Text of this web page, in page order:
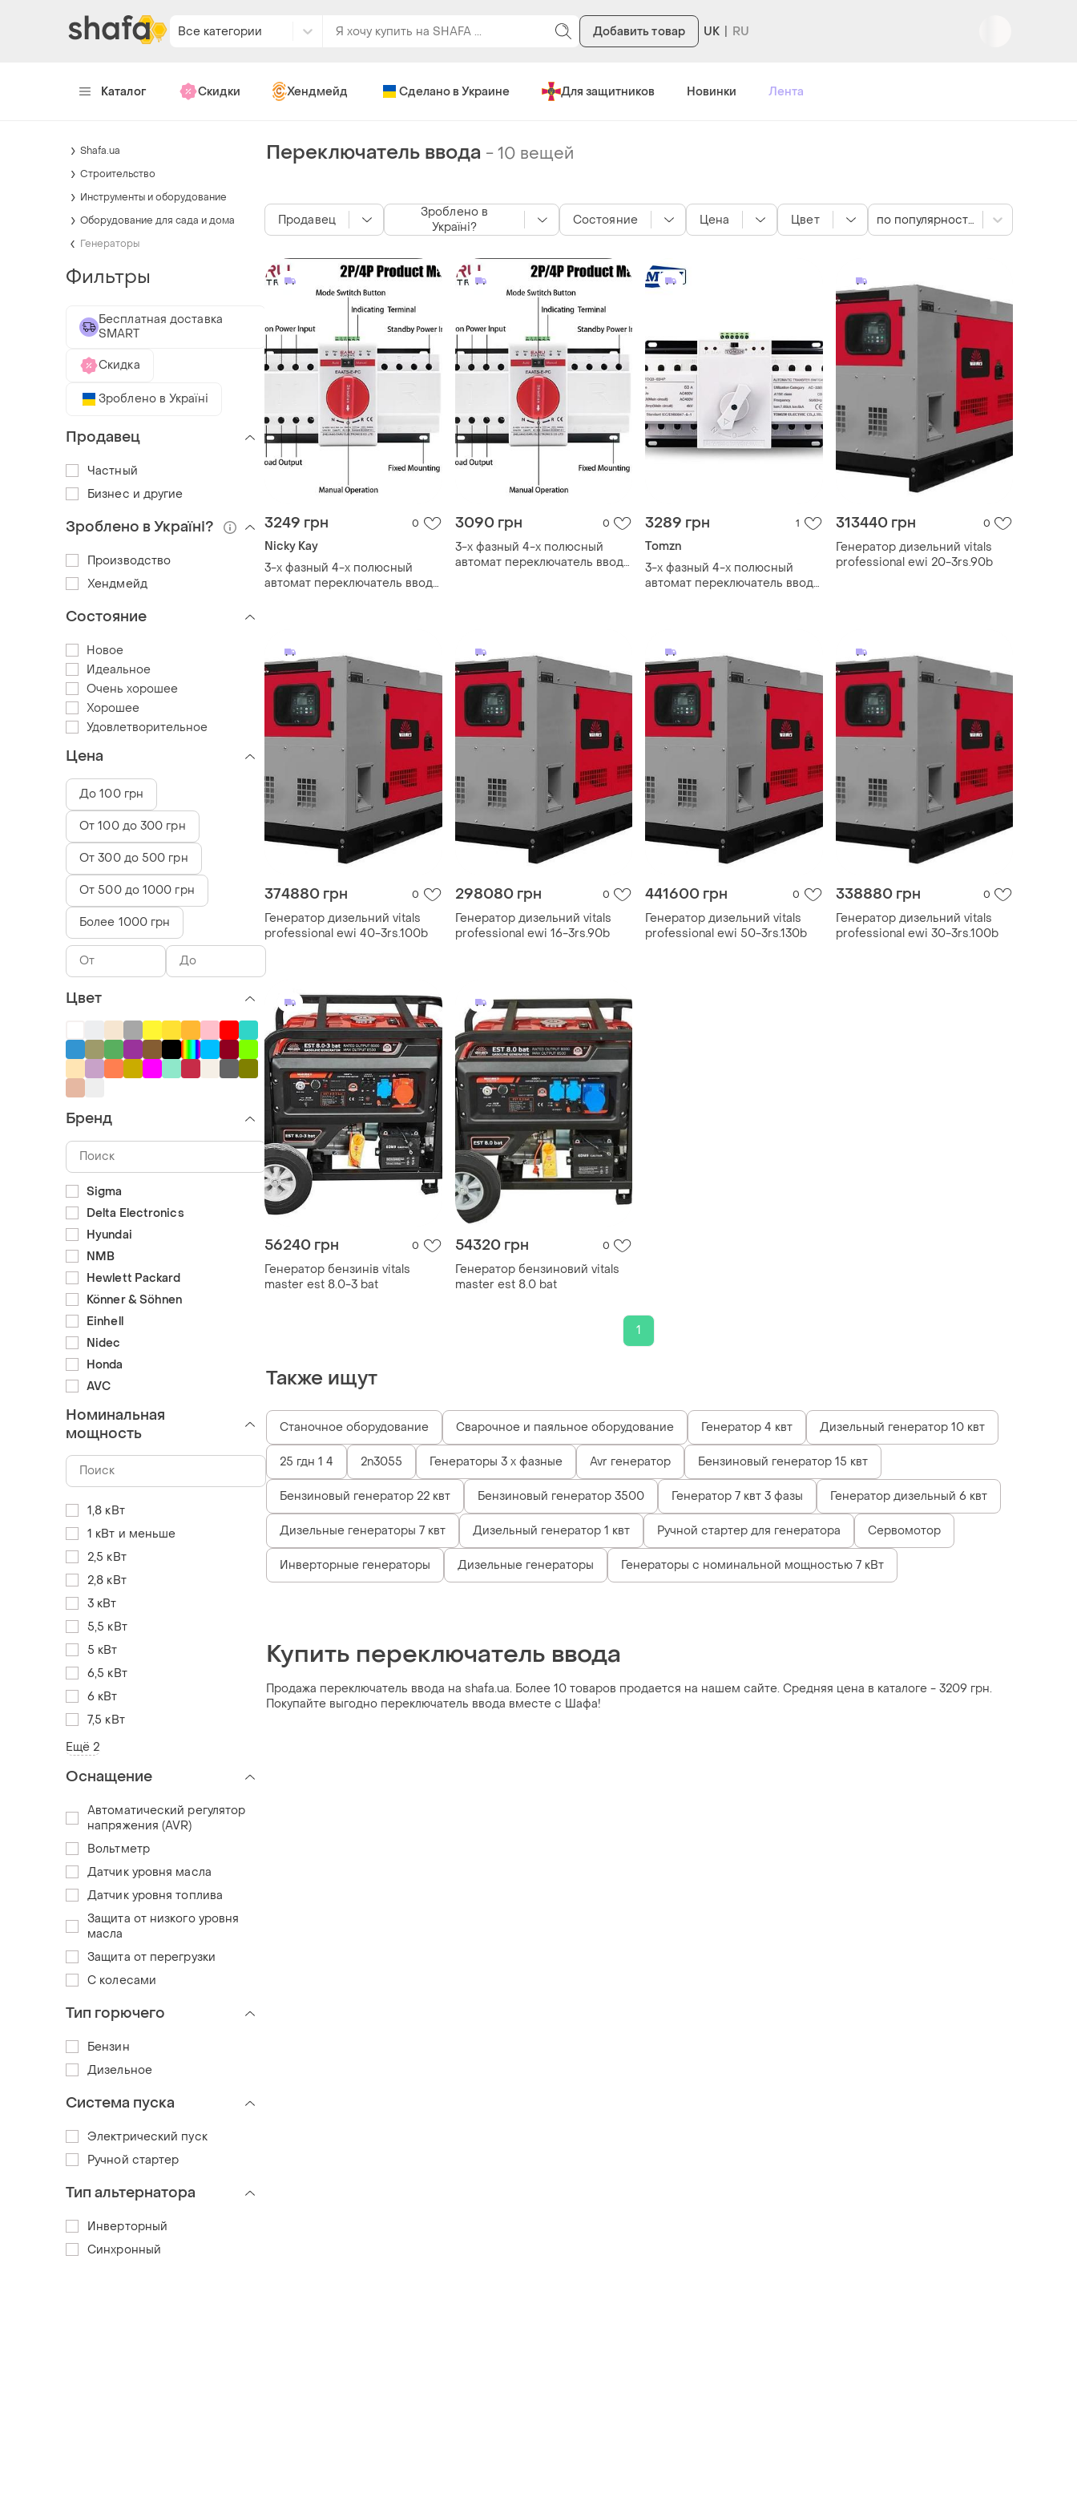
Все категории Добавить товар UK
Каталог Скидки Хендмейд Сделано в Украине Для защитников Новинки Лента
Переключатель ввода -10 вещей
3249 грн 0
Nicky Kay
3-х фазный 4-х полюсный
автомат переключатель ввода
3090 грн 0
3-х фазный 4-х полюсный
автомат переключатель ввода
3289 грн 1
Tomzn
3-х фазный 4-х полюсный
автомат переключатель ввода
313440 грн 0
Генератор дизельний vitals
professional ewi 20-3rs.90b
374880 грн 0
Генератор дизельний vitals
professional ewi 40-3rs.100b
298080 грн 0
Генератор дизельний vitals
professional ewi 16-3rs.90b
441600 грн 0
Генератор дизельний vitals
professional ewi 50-3rs.130b
338880 грн 0
Генератор дизельний vitals
professional ewi 30-3rs.100b
56240 грн 0
Генератор бензинів vitals
master est 8.0-3 bat
54320 грн 0
Генератор бензиновий vitals
master est 8.0 bat
1
Также ищут
Станочное оборудование Сварочное и паяльное оборудование Генератор 4 квт Дизельный генератор 10 квт
25 гдн 1 4 2n3055 Генераторы 3 х фазные Avr генератор Бензиновый генератор 15 квт
Бензиновый генератор 22 квт Бензиновый генератор 3500 Генератор 7 квт 3 фазы Генератор дизельный 6 квт
Дизельные генераторы 7 квт Дизельный генератор 1 квт Ручной стартер для генератора Сервомотор
Инверторные генераторы Дизельные генераторы Генераторы с номинальной мощностью 7 кВт
Купить переключатель ввода
Продажа переключатель ввода на shafa.ua. Более 10 товаров продается на нашем сайте. Средняя цена в каталоге - 3209 грн.
Покупайте выгодно переключатель ввода вместе с Шафа!
Продавец
Зроблено в
Україні?
Состояние Цена Цвет по популярности
Shafa.ua
Строительство
Инструменты и оборудование
Оборудование для сада и дома
Генераторы
Фильтры
Бесплатная доставка
SMART
Скидка
Зроблено в Україні
Продавец
Частный
Бизнес и другие
Зроблено в Україні?
Производство
Хендмейд
Состояние
Новое
Идеальное
Очень хорошее
Хорошее
Удовлетворительное
Цена
До 100 грн
От 100 до 300 грн
От 300 до 500 грн
От 500 до 1000 грн
Более 1000 грн
Цвет
Бренд
Sigma
Delta Electronics
Hyundai
NMB
Hewlett Packard
Könner & Söhnen
Einhell
Nidec
Honda
AVC
Номинальная
мощность
1,8 кВт
1 кВт и меньше
2,5 кВт
2,8 кВт
3 кВт
5,5 кВт
5 кВт
6,5 кВт
6 кВт
7,5 кВт
Ещё 2
Оснащение
Автоматический регулятор
напряжения (AVR)
Вольтметр
Датчик уровня масла
Датчик уровня топлива
Защита от низкого уровня
масла
Защита от перегрузки
С колесами
Тип горючего
Бензин
Дизельное
Система пуска
Электрический пуск
Ручной стартер
Тип альтернатора
Инверторный
Синхронный